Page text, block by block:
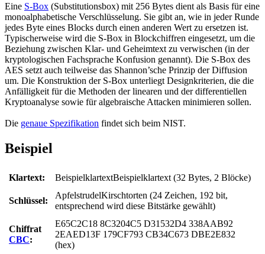
Eine S-Box (Substitutionsbox) mit 256 Bytes dient als Basis für eine
monoalphabetische Verschlüsselung. Sie gibt an, wie in jeder Runde
jedes Byte eines Blocks durch einen anderen Wert zu ersetzen ist.
Typischerweise wird die S-Box in Blockchiffren eingesetzt, um die
Beziehung zwischen Klar- und Geheimtext zu verwischen (in der
kryptologischen Fachsprache Konfusion genannt). Die S-Box des
AES setzt auch teilweise das Shannon’sche Prinzip der Diffusion
um. Die Konstruktion der S-Box unterliegt Designkriterien, die die
Anfälligkeit für die Methoden der linearen und der differentiellen
Kryptoanalyse sowie für algebraische Attacken minimieren sollen.
Die genaue Spezifikation findet sich beim NIST.
Beispiel
Klartext: BeispielklartextBeispielklartext (32 Bytes, 2 Blöcke)
Schlüssel:
ApfelstrudelKirschtorten (24 Zeichen, 192 bit,
entsprechend wird diese Bitstärke gewählt)
Chiffrat
CBC:
E65C2C18 8C3204C5 D31532D4 338AAB92
2EAED13F 179CF793 CB34C673 DBE2E832
(hex)